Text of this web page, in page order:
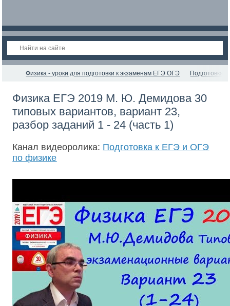
Физика - уроки для подготовки к экзаменам ЕГЭ ОГЭ Подготовка
Физика ЕГЭ 2019 М. Ю. Демидова 30
типовых вариантов, вариант 23,
разбор заданий 1 - 24 (часть 1)
Канал видеоролика: Подготовка к ЕГЭ и ОГЭ
по физике